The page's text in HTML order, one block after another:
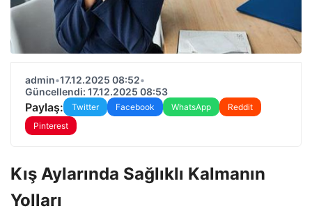
admin•17.12.2025 08:52•
Güncellendi: 17.12.2025 08:53
Paylaş: Twitter Facebook WhatsApp
Reddit
Pinterest
Kış Aylarında Sağlıklı Kalmanın
Yolları